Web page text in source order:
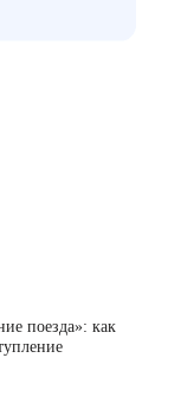
поезда»: как